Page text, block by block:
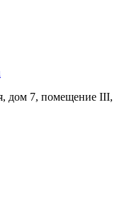
дом 7, помещение III,